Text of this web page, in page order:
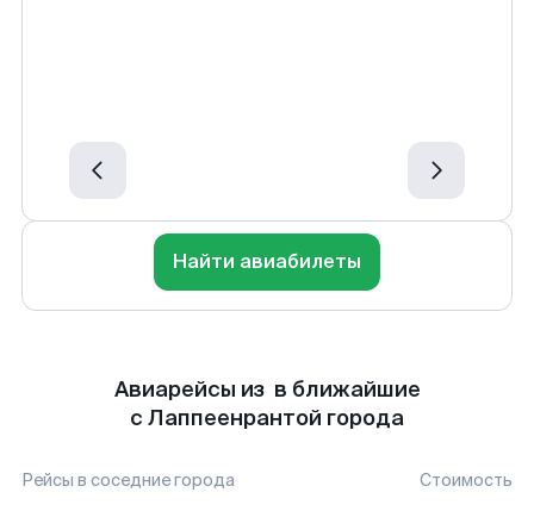
Найти авиабилеты
Авиарейсы из в ближайшие
с Лаппеенрантой города
Рейсы в соседние города Стоимость